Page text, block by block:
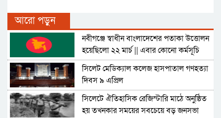
আরো পড়ুন
নবীগঞ্জে স্বাধীন বাংলাদেশের পতাকা উত্তোলন
হয়েছিলো ২২ মার্চ || এবার কোনো কর্মসূচি
নেই
সিলেট মেডিক্যাল কলেজ হাসপাতাল গণহত্যা
দিবস ৯ এপ্রিল
সিলেটে ঐতিহাসিক রেজিস্টারি মাঠে অনুষ্ঠিত
হয় তখনকার সময়ের সবচেয়ে বড় জনসভা